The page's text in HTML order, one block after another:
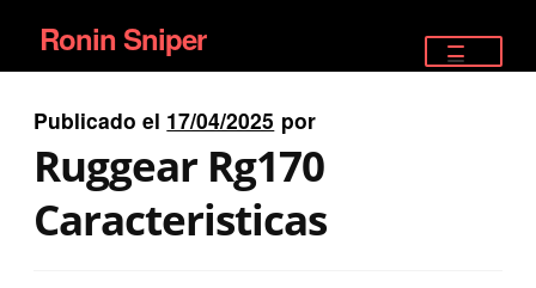
Ir
a
la
navegación
Ir
al
contenido
Ronin Sniper
PISTOLAS
Publicado el 17/04/2025 por
Ruggear Rg170
Caracteristicas